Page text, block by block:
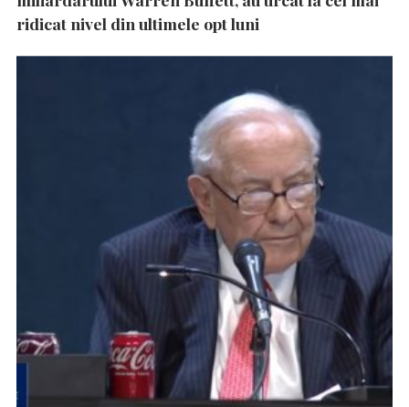
ridicat nivel din ultimele opt luni